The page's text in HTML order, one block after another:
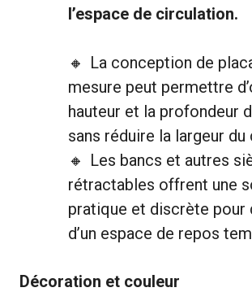
l’espace de circulation.
La conception de
mesure peut permettre
hauteur et la profondeur
sans réduire la largeur du
Les bancs et autres
rétractables offrent une
pratique et discrète pour
d’un espace de repos
Décoration et couleur